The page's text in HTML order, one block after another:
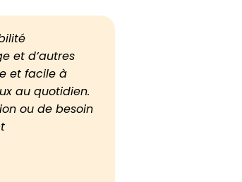
et d’autres
et facile à
au quotidien.
ou de besoin